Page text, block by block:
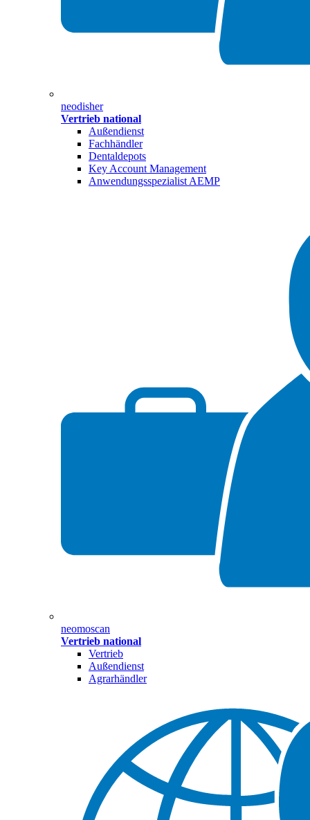
neodisher
Vertrieb national
Außendienst
Fachhändler
Dentaldepots
Key Account Management
Anwendungsspezialist AEMP
neomoscan
Vertrieb national
Vertrieb
Außendienst
Agrarhändler